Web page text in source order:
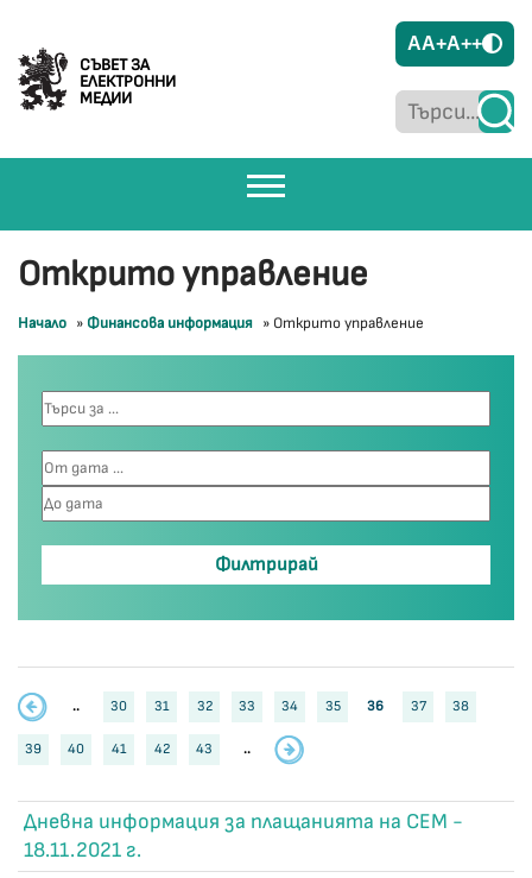
СЪВЕТ ЗА
ЕЛЕКТРОННИ
МЕДИИ
AA+A++
Открито управление
Начало » Финансова информация » Открито управление
.. 30 31 32 33 34 35 36 37 38
39 40 41 42 43 ..
Дневна информация за плащанията на СЕМ -
18.11.2021 г.